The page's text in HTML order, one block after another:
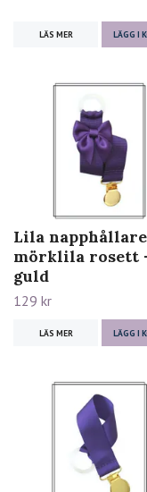
LÄS MER LÄGG I
Lila
mörklila rosett
guld
129 kr
LÄS MER LÄGG I